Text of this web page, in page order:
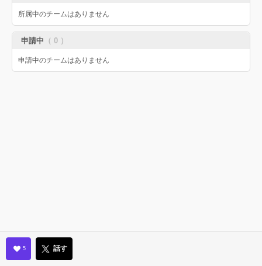
所属中のチームはありません
申請中 （ 0 ）
申請中のチームはありません
5 話す